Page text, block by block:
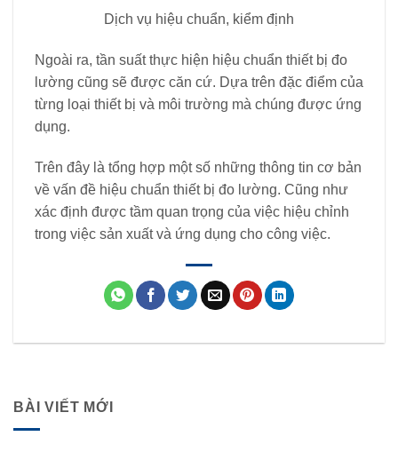
Dịch vụ hiệu chuẩn, kiểm định
Ngoài ra, tần suất thực hiện hiệu chuẩn thiết bị đo
lường cũng sẽ được căn cứ. Dựa trên đặc điểm của
từng loại thiết bị và môi trường mà chúng được ứng
dụng.
Trên đây là tổng hợp một số những thông tin cơ bản
về vấn đề hiệu chuẩn thiết bị đo lường. Cũng như
xác định được tầm quan trọng của việc hiệu chỉnh
trong việc sản xuất và ứng dụng cho công việc.
BÀI VIẾT MỚI